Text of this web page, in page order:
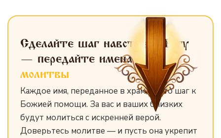
Сделайте шаг навстречу Богу
— передайте именадля
молитвы
Каждое имя, переданное в храм, — это шаг к
Божией помощи. За вас и ваших близких
будут молиться с искренней верой.
Доверьтесь молитве — и пусть она укрепит